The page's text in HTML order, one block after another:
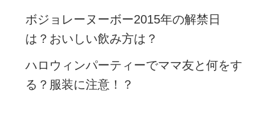
ボジョレーヌーボー2015年の解禁日
は？おいしい飲み方は？
ハロウィンパーティーでママ友と何をす
る？服装に注意！？